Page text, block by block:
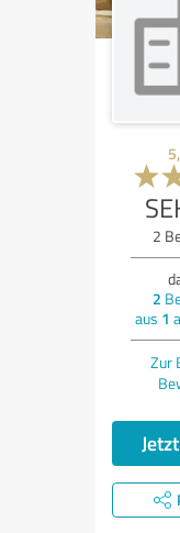
2
2
aus 1
Zur